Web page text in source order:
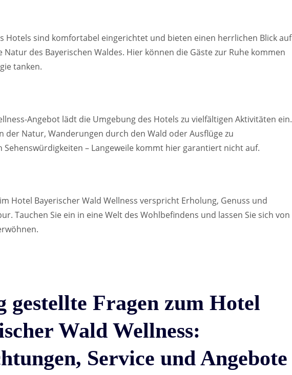
Hotels sind komfortabel eingerichtet und bieten einen herrlichen Blick auf
Natur des Bayerischen Waldes. Hier können die Gäste zur Ruhe kommen
tanken.
Angebot lädt die Umgebung des Hotels zu vielfältigen Aktivitäten ein.
der Natur, Wanderungen durch den Wald oder Ausflüge zu
Sehenswürdigkeiten – Langeweile kommt hier garantiert nicht auf.
Hotel Bayerischer Wald Wellness verspricht Erholung, Genuss und
Tauchen Sie ein in eine Welt des Wohlbefindens und lassen Sie sich von
gestellte Fragen zum Hotel
Wald Wellness:
Service und Angebote